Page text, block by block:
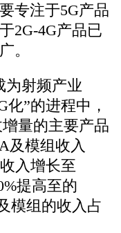
专注于5G产品
2G-4G产品已
。
为射频产业
化”的进程中，
量的主要产品
及模组收入
入增长至
提高至的
模组的收入占